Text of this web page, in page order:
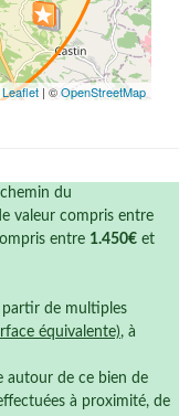
Leaflet | ©OpenStreetMap
du
valeur compris entre
entre 1.450€ et
partir de multiples
équivalente), à
autour de ce bien de
à proximité, de